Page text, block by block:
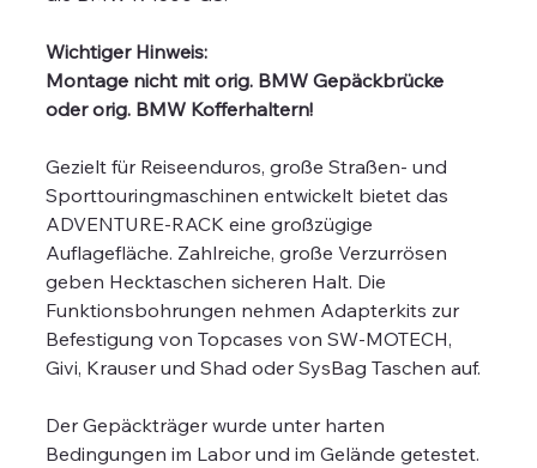
Wichtiger Hinweis:
Montage nicht mit orig. BMW Gepäckbrücke
oder orig. BMW Kofferhaltern!
Gezielt für Reiseenduros, große Straßen- und
Sporttouringmaschinen entwickelt bietet das
ADVENTURE-RACK eine großzügige
Auflagefläche. Zahlreiche, große Verzurrösen
geben Hecktaschen sicheren Halt. Die
Funktionsbohrungen nehmen Adapterkits zur
Befestigung von Topcases von SW-MOTECH,
Givi, Krauser und Shad oder SysBag Taschen auf.
Der Gepäckträger wurde unter harten
Bedingungen im Labor und im Gelände getestet.